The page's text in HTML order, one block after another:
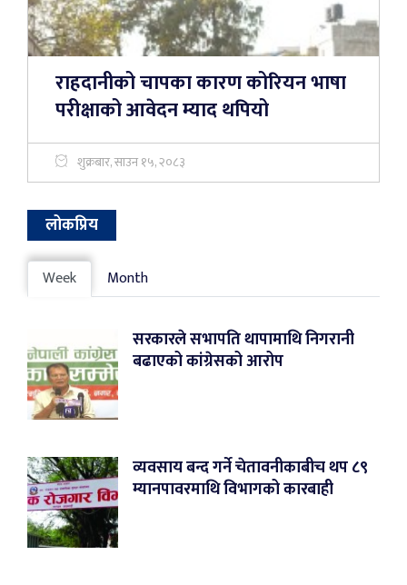
राहदानीको चापका कारण कोरियन भाषा
परीक्षाको आवेदन म्याद थपियो
शुक्रबार, साउन १५, २०८३
लोकप्रिय
Week Month
सरकारले सभापति थापामाथि निगरानी
बढाएको कांग्रेसको आरोप
व्यवसाय बन्द गर्ने चेतावनीकाबीच थप ८९
म्यानपावरमाथि विभागको कारबाही